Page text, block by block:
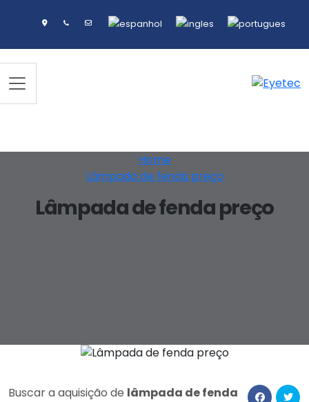
Lâmpada de fenda preço
Home
Lâmpada de fenda preço
Buscar a aquisição de lâmpada de fenda